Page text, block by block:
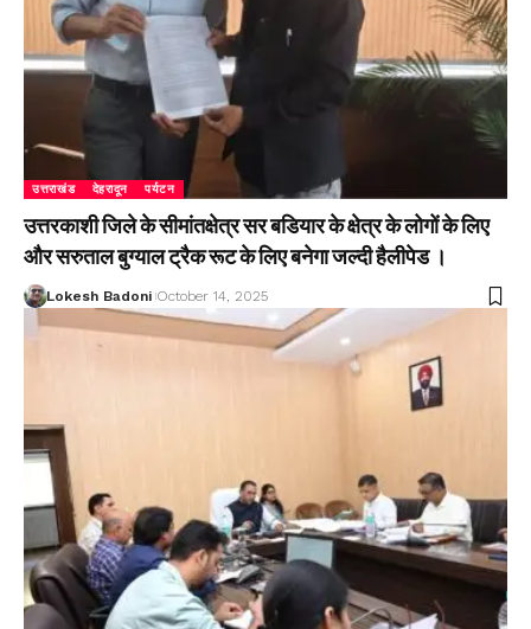
उत्तराखंड देहरादून पर्यटन
उत्तरकाशी जिले के सीमांतक्षेत्र सर बडियार के क्षेत्र के लोगों के लिए
और सरुताल बुग्याल ट्रैक रूट के लिए बनेगा जल्दी हैलीपेड ।
Lokesh Badoni October 14, 2025